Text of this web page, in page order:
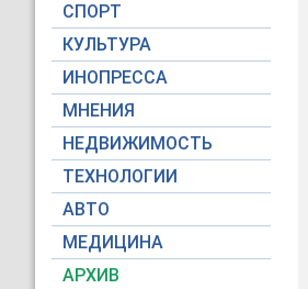
СПОРТ
КУЛЬТУРА
ИНОПРЕССА
МНЕНИЯ
НЕДВИЖИМОСТЬ
ТЕХНОЛОГИИ
АВТО
МЕДИЦИНА
АРХИВ